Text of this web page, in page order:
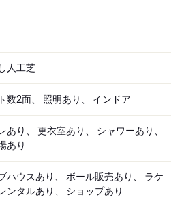
人工芝
数2面、 照明あり、 インドア
あり、 更衣室あり、 シャワーあり、
あり
ハウスあり、 ボール販売あり、 ラケ
ンタルあり、 ショップあり